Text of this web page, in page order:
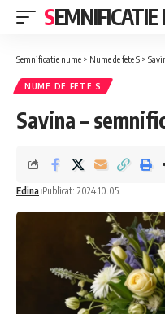
Semnificatie nume > Nume de fete S >
NUME DE FETE S
Savina –
Edina Publicat: 2024.10.05.